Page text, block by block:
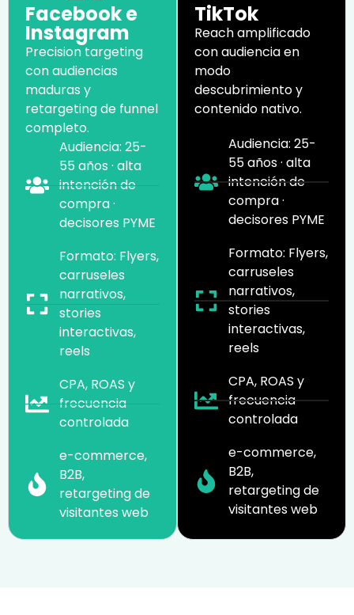
Facebook e
Instagram
Precision targeting
con audiencias
maduras y
retargeting de funnel
completo.
Audiencia: 25-
55 años · alta
intención de
compra ·
decisores PYME
Formato: Flyers,
carruseles
narrativos,
stories
interactivas,
reels
CPA, ROAS y
frecuencia
controlada
e-commerce,
B2B,
retargeting de
visitantes web
TikTok
Reach amplificado
con audiencia en
modo
descubrimiento y
contenido nativo.
Audiencia: 25-
55 años · alta
intención de
compra ·
decisores PYME
Formato: Flyers,
carruseles
narrativos,
stories
interactivas,
reels
CPA, ROAS y
frecuencia
controlada
e-commerce,
B2B,
retargeting de
visitantes web